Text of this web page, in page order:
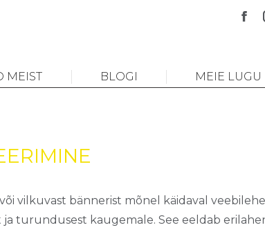
in
MEIST BLOGI MEIE LUGU
vilkuvast bännerist mõnel käidaval
turundusest kaugemale. See eeldab